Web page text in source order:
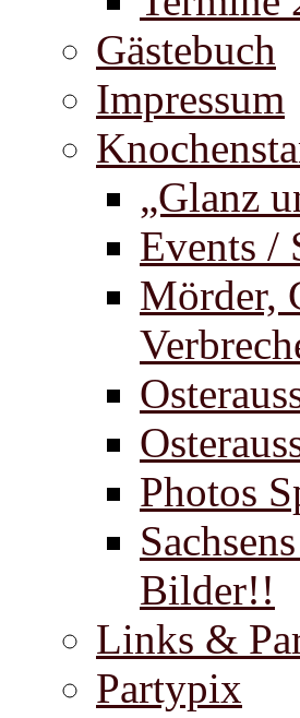
Gästebuch
Impressum
„Glanz
Events /
Mörder,
Photos
Bilder!!
Links &
Partypix